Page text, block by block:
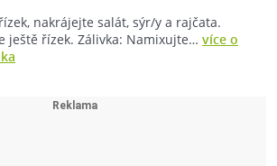
nakrájejte salát, sýr/y a rajčata.
ještě řízek. Zálivka: Namixujte… více o